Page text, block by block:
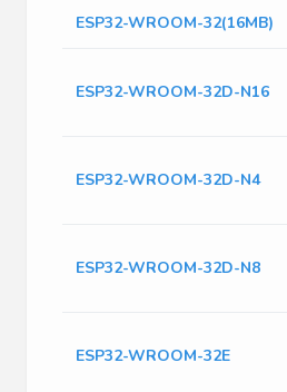
ESP32-WROOM-32(16MB)
ESP32-WROOM-32D-N16
ESP32-WROOM-32D-N4
ESP32-WROOM-32D-N8
ESP32-WROOM-32E